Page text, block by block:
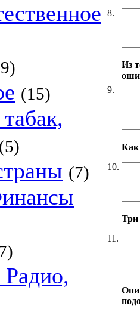
(15)
(5)
(7)
8.
9.
Из
10.
Как
11.
Три